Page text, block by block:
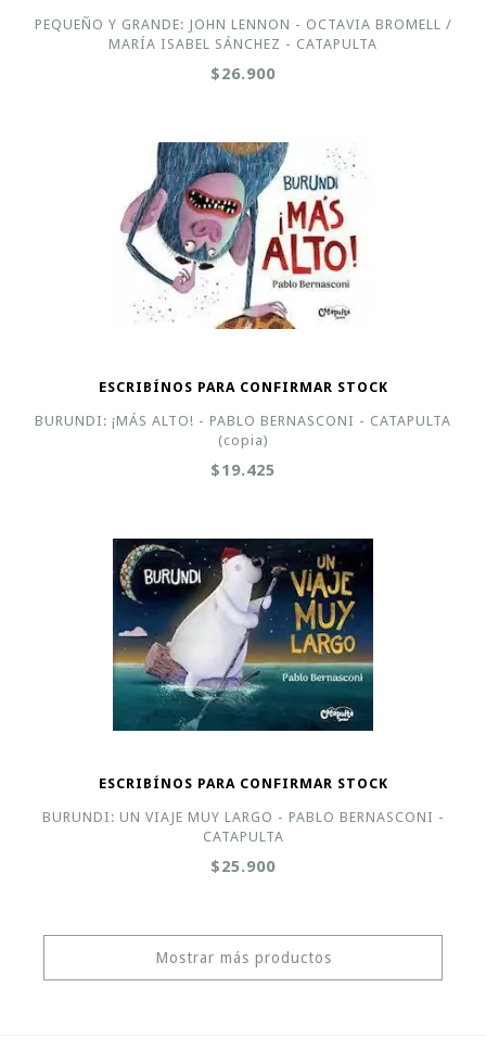
PEQUEÑO Y GRANDE: JOHN LENNON - OCTAVIA BROMELL /
MARÍA ISABEL SÁNCHEZ - CATAPULTA
$26.900
ESCRIBÍNOS PARA CONFIRMAR STOCK
BURUNDI: ¡MÁS ALTO! - PABLO BERNASCONI - CATAPULTA
(copia)
$19.425
ESCRIBÍNOS PARA CONFIRMAR STOCK
BURUNDI: UN VIAJE MUY LARGO - PABLO BERNASCONI -
CATAPULTA
$25.900
Mostrar más productos